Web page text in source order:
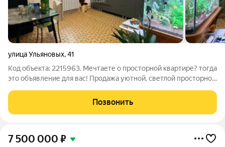
улица Ульяновых,41
Код объекта: 2215963. Мечтаете о просторной квартире? тогда
это объявление для вас! Продажа уютной, светлой просторной
районе города Керчь!!! Кухня очень просторная видно по фото,
перепланировка
Позвонить
7 500 000 ₽